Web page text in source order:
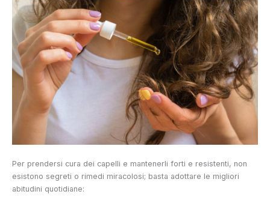
Per prendersi cura dei capelli e mantenerli forti e resistenti, non
esistono segreti o rimedi miracolosi; basta adottare le migliori
abitudini quotidiane: